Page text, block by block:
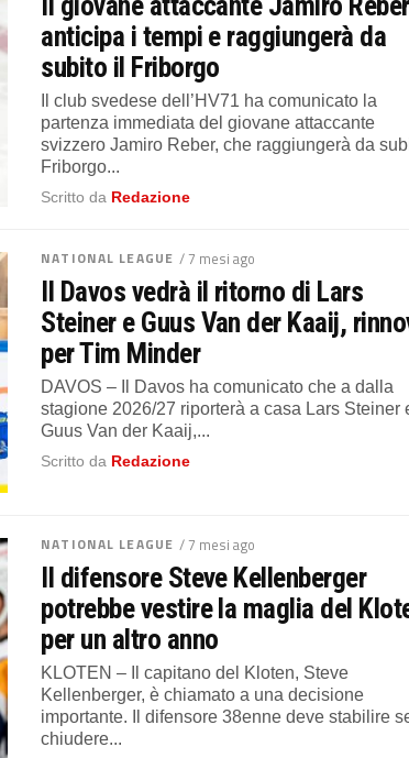
anticipa i tempi e raggiungerà da
subito il Friborgo
Il club svedese dell’HV71 ha comunicato la
partenza immediata del giovane attaccante
svizzero Jamiro Reber, che raggiungerà da
Friborgo...
Scritto da Redazione
NATIONAL LEAGUE / 7 mesi ago
Il Davos vedrà il ritorno di Lars
Steiner e Guus Van der Kaaij,
per Tim Minder
DAVOS – Il Davos ha comunicato che a dalla
stagione 2026/27 riporterà a casa Lars Steiner
Guus Van der Kaaij,...
Scritto da Redazione
NATIONAL LEAGUE / 7 mesi ago
Il difensore Steve Kellenberger
potrebbe vestire la maglia del
per un altro anno
KLOTEN – Il capitano del Kloten, Steve
Kellenberger, è chiamato a una decisione
importante. Il difensore 38enne deve stabilire
chiudere...